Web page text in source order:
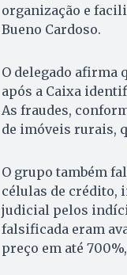
organização e
Bueno Cardoso.
O delegado afirma
após a Caixa
As fraudes,
de imóveis rurais,
O grupo também
células de crédito,
judicial pelos
falsificada eram
preço em até